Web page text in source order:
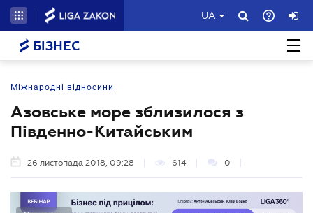
UA
БІЗНЕС
Міжнародні відносини
Азовське море зблизилося з
Південно-Китайським
26 листопада 2018, 09:28 614 0